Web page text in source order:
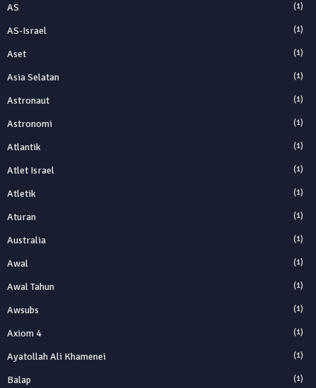
AS (1)
AS-Israel (1)
Aset (1)
Asia Selatan (1)
Astronaut (1)
Astronomi (1)
Atlantik (1)
Atlet Israel (1)
Atletik (1)
Aturan (1)
Australia (1)
Awal (1)
Awal Tahun (1)
Awsubs (1)
Axiom 4 (1)
Ayatollah Ali Khamenei (1)
Balap (1)